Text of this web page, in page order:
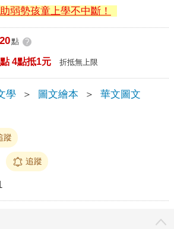
弱勢孩童上學不中斷！
20點 ?
4點抵1元 折抵無上限
學 ＞ 圖文繪本 ＞ 華文圖文
蹤
追蹤